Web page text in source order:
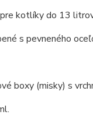
kotlíky do 13
s pevneného
boxy (misky) s